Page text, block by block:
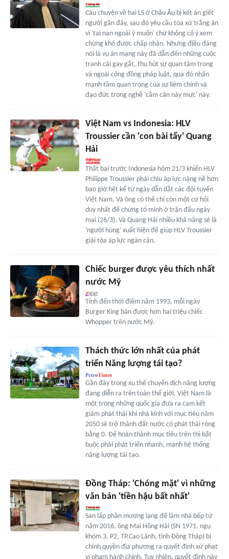
Câu chuyện về hai LS ở Châu Âu bị kết án giết
người gần đây, sau đó yêu cầu tòa xử trắng án
vì 'tai nạn ngoài ý muốn' chứ không cố ý xem
chừng khó được chấp nhận. Nhưng điều đáng
nói là vụ án mạng này đã dẫn đến những cuộc
tranh cãi gay gắt, thu hút sự quan tâm trong
và ngoài cộng đồng pháp luật, qua đó nhấn
mạnh tầm quan trọng của sự liêm chính và
đạo đức trong nghề 'cầm cân nảy mực' này.
Việt Nam vs Indonesia: HLV
Troussier cần 'con bài tẩy' Quang
Hải
Thất bại trước Indonesia hôm 21/3 khiến HLV
Philippe Troussier phải chịu áp lực nặng nề hơn
bao giờ hết kể từ ngày dẫn dắt các đội tuyển
Việt Nam. Và ông có thể chỉ còn một cơ hội
duy nhất để chứng tỏ mình ở trận đấu ngày
mai (26/3). Và Quang Hải nhiều khả năng sẽ là
'người hùng' xuất hiện để giúp HLV Troussier
giải tỏa áp lực ngàn cân.
Chiếc burger được yêu thích nhất
nước Mỹ
Tính đến thời điểm năm 1993, mỗi ngày
Burger King bán được hơn hai triệu chiếc
Whopper trên nước Mỹ.
Thách thức lớn nhất của phát
triển Năng lượng tái tạo?
Gần đây trong xu thế chuyển dịch năng lượng
đang diễn ra trên toàn thế giới, Việt Nam là
một trong những quốc gia đưa ra cam kết
giảm phát thải khí nhà kính với mục tiêu năm
2050 sẽ trở thành đất nước có phát thải ròng
bằng 0. Để hoàn thành mục tiêu trên thì bắt
buộc phải phát triển nhanh, mạnh hệ thống
năng lượng tái tạo.
Đồng Tháp: 'Chóng mặt' vì những
văn bản 'tiền hậu bất nhất'
San lấp phần mương lạng để làm nhà bếp từ
năm 2016, ông Mai Hồng Hải (SN 1971, ngụ
khóm 3, P2, TP.Cao Lãnh, tỉnh Đồng Tháp) bị
chính quyền địa phương ra quyết định xử phạt
vi phạm hành chính. Tuy nhiên, quyết định này